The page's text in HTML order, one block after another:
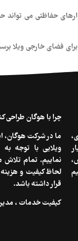
حفاظتی می‌ تواند
فضای خارجی ویلا
چرا با هوگان طراحی
ما در شرکت هوگان،
ویلایی با توجه
نماییم. تمام تلاش
لحاظ کیفیت و
قرار داشته باشد.
کیفیت خدمات ،